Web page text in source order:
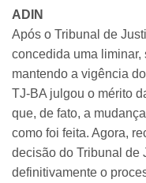
ADIN
Após o Tribunal de
concedida uma
mantendo a vigência
TJ-BA julgou o mérito
que, de fato, a
como foi feita. Agora,
decisão do Tribunal de
definitivamente o